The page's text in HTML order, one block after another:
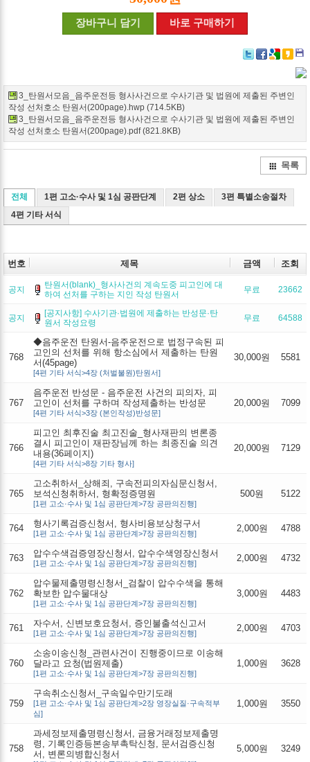
장바구니 담기 바로 구매하기
Google+
3_탄원서모음_음주운전등 형사사건으로 수사기관 및 법원에 제출된 주변인
작성 선처호소 탄원서(200page).hwp (714.5KB)
3_탄원서모음_음주운전등 형사사건으로 수사기관 및 법원에 제출된 주변인
작성 선처호소 탄원서(200page).pdf (821.8KB)
목록
전체 1편 고소·수사 및 1심 공판단계 2편 상소
3편 특별소송절차
4편 기타 서식
번호 제목 금액 조회
공지
탄원서(blank)_형사사건의 계속도중 피고인에 대
하여 선처를 구하는 지인 작성 탄원서
무료 23662
공지
[공지사항] 수사기관·법원에 제출하는 반성문·탄
원서 작성요령
무료 64588
768
◆음주운전 탄원서-음주운전으로 법정구속된 피
고인의 선처를 위해 항소심에서 제출하는 탄원
서(45page)
[4편 기타 서식>4장 (처벌불원)탄원서]
30,000원 5581
767
음주운전 반성문 - 음주운전 사건의 피의자, 피
고인이 선처를 구하며 작성제출하는 반성문
[4편 기타 서식>3장 (본인작성)반성문]
20,000원 7099
766
피고인 최후진술 최고진술_형사재판의 변론종
결시 피고인이 재판장님께 하는 최종진술 의견
내용(36페이지)
[4편 기타 서식>8장 기타 형사]
20,000원 7129
765
고소취하서_상해죄, 구속전피의자심문신청서,
보석신청취하서, 형확정증명원
[1편 고소·수사 및 1심 공판단계>7장 공판의진행]
500원 5122
764 형사기록검증신청서, 형사비용보상청구서
[1편 고소·수사 및 1심 공판단계>7장 공판의진행] 2,000원 4788
763 압수수색검증영장신청서, 압수수색영장신청서
[1편 고소·수사 및 1심 공판단계>7장 공판의진행] 2,000원 4732
762
압수물제출명령신청서_검찰이 압수수색을 통해
확보한 압수물대상
[1편 고소·수사 및 1심 공판단계>7장 공판의진행]
3,000원 4483
761 자수서, 신변보호요청서, 증인불출석신고서
[1편 고소·수사 및 1심 공판단계>7장 공판의진행] 2,000원 4703
760
소송이송신청_관련사건이 진행중이므로 이송해
달라고 요청(법원제출)
[1편 고소·수사 및 1심 공판단계>7장 공판의진행]
1,000원 3628
759
구속취소신청서_구속일수만기도래
[1편 고소·수사 및 1심 공판단계>2장 영장실질·구속적부
심]
1,000원 3550
758
과세정보제출명령신청서, 금융거래정보제출명
령, 기록인증등본송부촉탁신청, 문서검증신청
서, 변론의병합신청서
5,000원 3249